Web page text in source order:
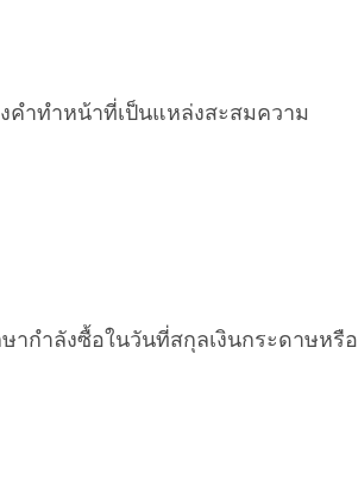
ำทำหน้าที่เป็นแหล่งสะสมความ
ากำลังซื้อในวันที่สกุลเงินกระดาษหรือ